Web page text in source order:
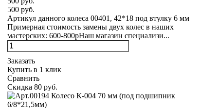
500 руб.
Артикул данного колеса 00401, 42*18 под втулку 6 мм
Примерная стоимость замены двух колес в наших
мастерских: 600-800рНаш магазин специализи...
Заказать
Купить в 1 клик
Сравнить
Скидка 80 руб.